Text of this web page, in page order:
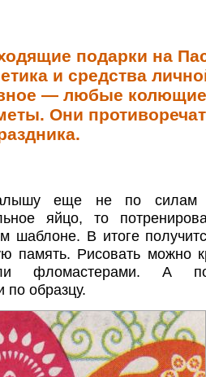
подарки на
и средства
— любые
Они противоречат
еще не по силам
яйцо, то
шаблоне. В итоге
память. Рисовать можно
фломастерами. А
по образцу.